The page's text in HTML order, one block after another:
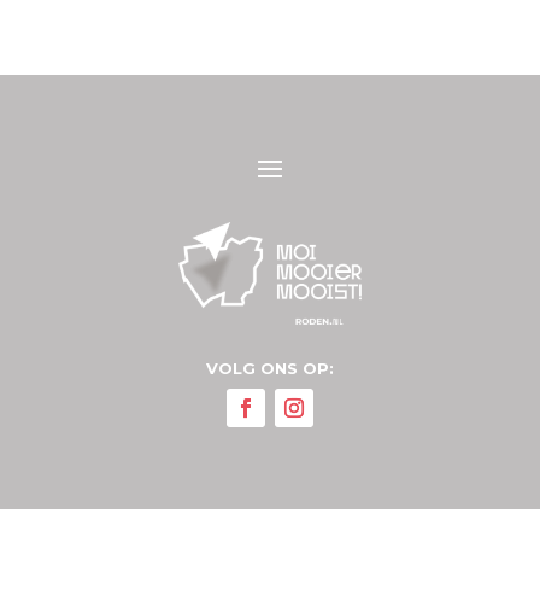
VOLG ONS OP: